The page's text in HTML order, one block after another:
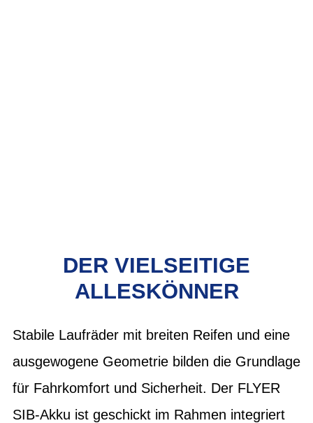
DER VIELSEITIGE
ALLESKÖNNER
Stabile Laufräder mit breiten Reifen und eine
ausgewogene Geometrie bilden die Grundlage
für Fahrkomfort und Sicherheit. Der FLYER
SIB-Akku ist geschickt im Rahmen integriert